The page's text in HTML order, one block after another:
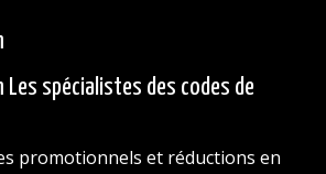
Les spécialistes des codes de
promotionnels et réductions en